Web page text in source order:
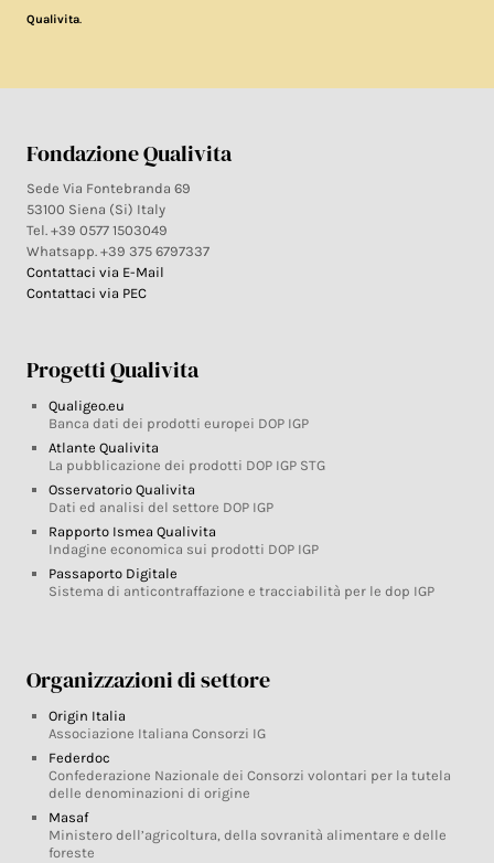
Qualivita.
Fondazione Qualivita
Sede Via Fontebranda 69
53100 Siena (Si) Italy
Tel. +39 0577 1503049
Whatsapp. +39 375 6797337
Contattaci via E-Mail
Contattaci via PEC
Progetti Qualivita
Qualigeo.eu
Banca dati dei prodotti europei DOP IGP
Atlante Qualivita
La pubblicazione dei prodotti DOP IGP STG
Osservatorio Qualivita
Dati ed analisi del settore DOP IGP
Rapporto Ismea Qualivita
Indagine economica sui prodotti DOP IGP
Passaporto Digitale
Sistema di anticontraffazione e tracciabilità per le dop IGP
Organizzazioni di settore
Origin Italia
Associazione Italiana Consorzi IG
Federdoc
Confederazione Nazionale dei Consorzi volontari per la tutela
delle denominazioni di origine
Masaf
Ministero dell’agricoltura, della sovranità alimentare e delle
foreste